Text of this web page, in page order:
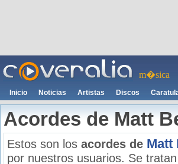
m�sica
Inicio Noticias Artistas Discos
Acordes de Matt
Estos son los acordes de Matt
por nuestros usuarios. Se